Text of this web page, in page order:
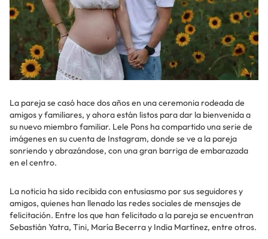
La pareja se casó hace dos años en una ceremonia rodeada de
amigos y familiares, y ahora están listos para dar la bienvenida a
su nuevo miembro familiar. Lele Pons ha compartido una serie de
imágenes en su cuenta de Instagram, donde se ve a la pareja
sonriendo y abrazándose, con una gran barriga de embarazada
en el centro.
La noticia ha sido recibida con entusiasmo por sus seguidores y
amigos, quienes han llenado las redes sociales de mensajes de
felicitación. Entre los que han felicitado a la pareja se encuentran
Sebastián Yatra, Tini, María Becerra y India Martínez, entre otros.